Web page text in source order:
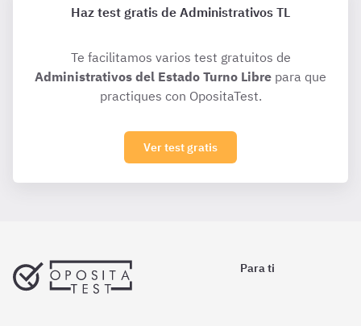
Haz test gratis de Administrativos TL
Te facilitamos varios test gratuitos de
Administrativos del Estado Turno Libre para que
practiques con OpositaTest.
Ver test gratis
Para ti